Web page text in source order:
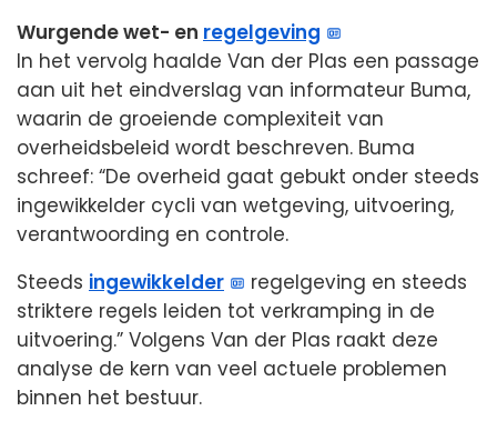
Wurgende wet- en regelgeving
In het vervolg haalde Van der Plas een passage
aan uit het eindverslag van informateur Buma,
waarin de groeiende complexiteit van
overheidsbeleid wordt beschreven. Buma
schreef: “De overheid gaat gebukt onder steeds
ingewikkelder cycli van wetgeving, uitvoering,
verantwoording en controle.
Steeds ingewikkelder
regelgeving en steeds
striktere regels leiden tot verkramping in de
uitvoering.” Volgens Van der Plas raakt deze
analyse de kern van veel actuele problemen
binnen het bestuur.